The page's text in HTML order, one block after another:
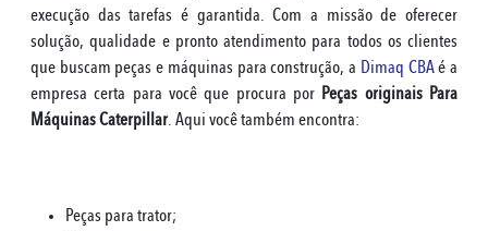
execução das tarefas é garantida. Com a missão de oferecer
solução, qualidade e pronto atendimento para todos os clientes
que buscam peças e máquinas para construção, a Dimaq CBAé a
empresa certa para você que procura por Peças originais Para
Máquinas Caterpillar. Aqui você também encontra:
Peças para trator;